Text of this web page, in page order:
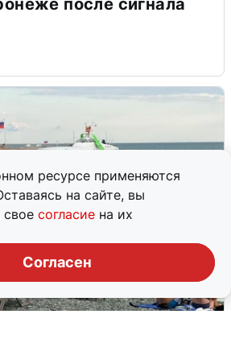
ресурсе применяются
на сайте, вы
свое согласие на их
Согласен
после сигнала